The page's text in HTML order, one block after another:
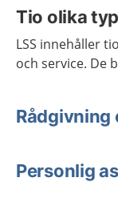
Tio olika
LSS innehåller
och service. De
Rådgivning
Personlig